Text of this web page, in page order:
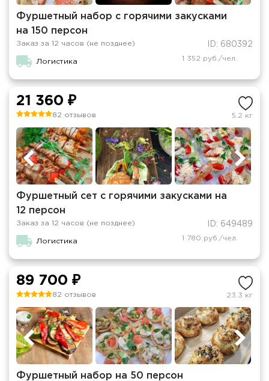
Фуршетный набор с горячими закусками
на 150 персон
Заказ за 12 часов (не позднее) ID: 680392
Логистика 1 352 руб./чел.
21 360 ₽
82 отзывов 5.2 кг
Фуршетный сет с горячими закусками на
12 персон
Заказ за 12 часов (не позднее) ID: 649489
Логистика 1 780 руб./чел.
89 700 ₽
82 отзывов 23.3 кг
Фуршетный набор на 50 персон